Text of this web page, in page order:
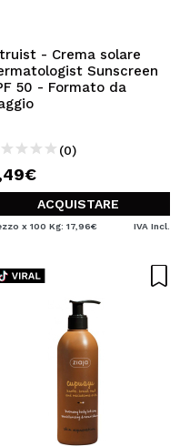
- Crema solare
Sunscreen
50 - Formato da
(0)
ACQUISTARE
x 100 Kg: 17,96€ IVA Incl.